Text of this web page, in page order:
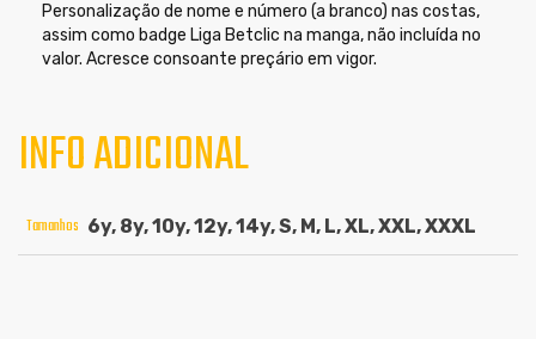
Personalização de nome e número (a branco) nas costas,
assim como badge Liga Betclic na manga, não incluída no
valor. Acresce consoante preçário em vigor.
INFO ADICIONAL
Tamanhos 6y, 8y, 10y, 12y, 14y, S, M, L, XL, XXL, XXXL